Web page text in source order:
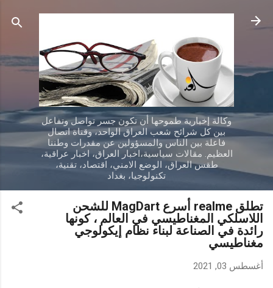
التخطي إلى المحتوى الرئيسي
وكالة إخبارية طموحها أن تكون جسر تواصل وتفاعل
بين كل شرائح شعب العراق الواحد، وقناة اتصال
فاعلة بين الناس والمسؤولين عن مقدرات وطننا
العظيم. مقالات سياسية،اخبار العراق، اخبار عراقية،
طقس العراق، الوضع الامني، اقتصاد، تقنية،
تكنولوجيا، بغداد
تطلق realme أسرع MagDart للشحن
اللاسلكي المغناطيسي في العالم ، كونها
رائدة في الصناعة لبناء نظام إيكولوجي
مغناطيسي
أغسطس 03, 2021